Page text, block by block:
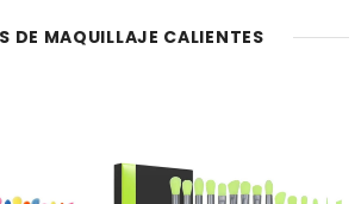
DE MAQUILLAJE CALIENTES